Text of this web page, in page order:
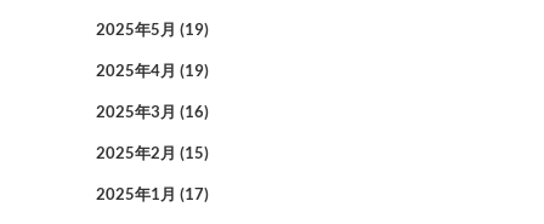
2025年5月 (19)
2025年4月 (19)
2025年3月 (16)
2025年2月 (15)
2025年1月 (17)